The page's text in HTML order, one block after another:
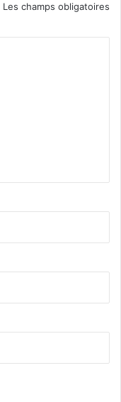
Les champs obligatoires